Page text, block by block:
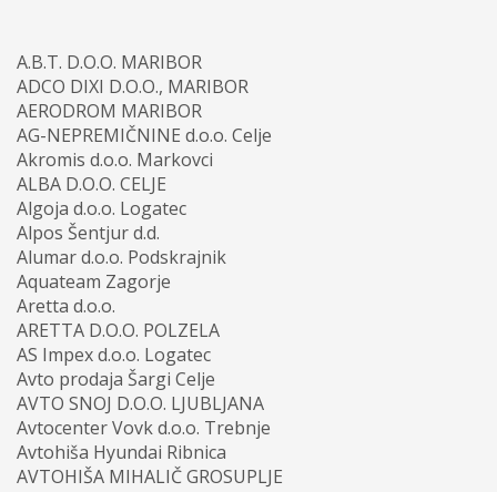
A.B.T. D.O.O. MARIBOR
ADCO DIXI D.O.O., MARIBOR
AERODROM MARIBOR
AG-NEPREMIČNINE d.o.o. Celje
Akromis d.o.o. Markovci
ALBA D.O.O. CELJE
Algoja d.o.o. Logatec
Alpos Šentjur d.d.
Alumar d.o.o. Podskrajnik
Aquateam Zagorje
Aretta d.o.o.
ARETTA D.O.O. POLZELA
AS Impex d.o.o. Logatec
Avto prodaja Šargi Celje
AVTO SNOJ D.O.O. LJUBLJANA
Avtocenter Vovk d.o.o. Trebnje
Avtohiša Hyundai Ribnica
AVTOHIŠA MIHALIČ GROSUPLJE